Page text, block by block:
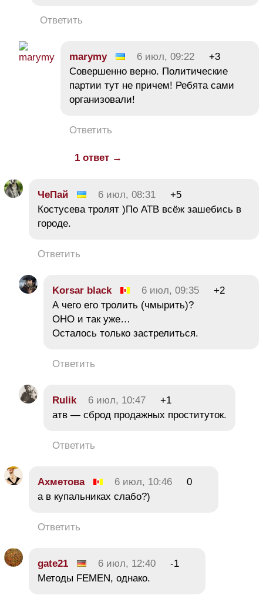
Ответить
marymy 6 июл, 09:22
+3
Совершенно верно. Политические
партии тут не причем! Ребята сами
организовали!
Ответить
1 ответ →
ЧеПай 6 июл, 08:31
+5
Костусева тролят )По АТВ всёж зашебись в
городе.
Ответить
Korsar black 6 июл, 09:35
+2
А чего его тролить (чмырить)?
ОНО и так уже…
Осталось только застрелиться.
Ответить
Rulik 6 июл, 10:47
+1
атв — сброд продажных проституток.
Ответить
Ахметова 6 июл, 10:46
0
а в купальниках слабо?)
Ответить
gate21 6 июл, 12:40
-1
Методы FEMEN, однако.